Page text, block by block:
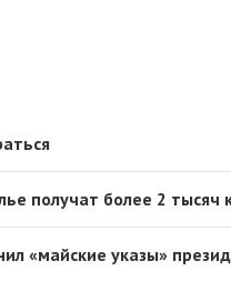
получат более 2 тысяч
«майские указы»